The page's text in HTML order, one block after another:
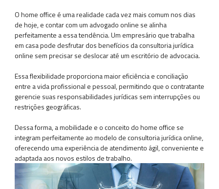
O home office é uma realidade cada vez mais comum nos dias
de hoje, e contar com um advogado online se alinha
perfeitamente a essa tendência. Um empresário que trabalha
em casa pode desfrutar dos benefícios da consultoria jurídica
online sem precisar se deslocar até um escritório de advocacia.
Essa flexibilidade proporciona maior eficiência e conciliação
entre a vida profissional e pessoal, permitindo que o contratante
gerencie suas responsabilidades jurídicas sem interrupções ou
restrições geográficas.
Dessa forma, a mobilidade e o conceito do home office se
integram perfeitamente ao modelo de consultoria jurídica online,
oferecendo uma experiência de atendimento ágil, conveniente e
adaptada aos novos estilos de trabalho.